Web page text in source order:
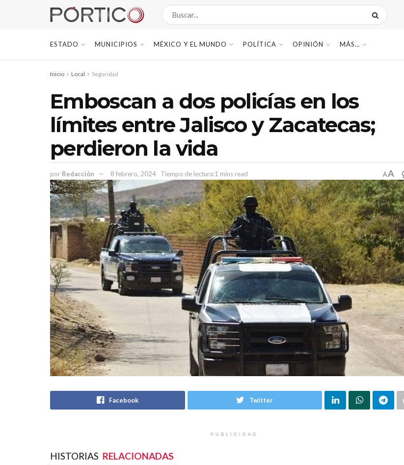
ESTADO MUNICIPIOS MÉXICO Y EL MUNDO POLÍTICA OPINIÓN MÁS…
Inicio Local Seguridad
Emboscan a dos policías en los
límites entre Jalisco y Zacatecas;
perdieron la vida
por Redacción 8 febrero, 2024 Tiempo de lectura:1 mins read AA
Facebook Twitter
PUBLICIDAD
HISTORIAS RELACIONADAS